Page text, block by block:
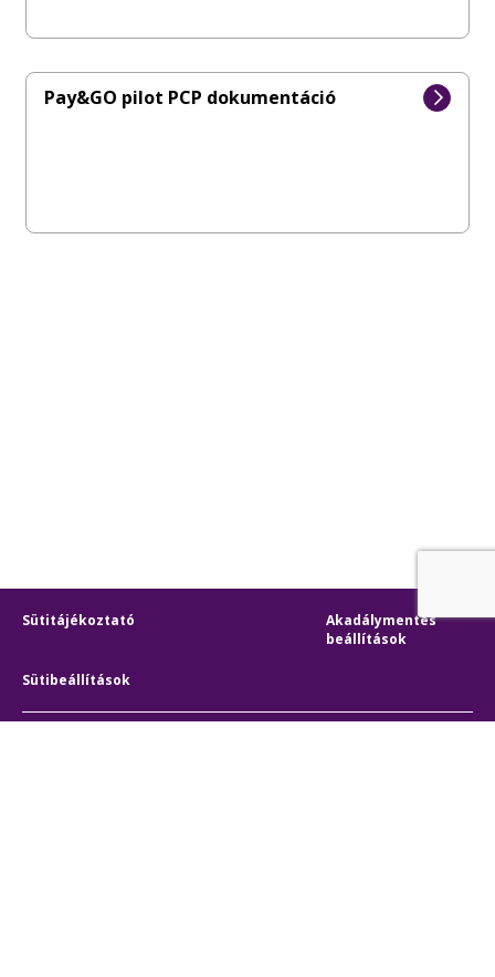
Pay&GO pilot PCP dokumentáció
Sütitájékoztató
Akadálymentes
beállítások
Sütibeállítások